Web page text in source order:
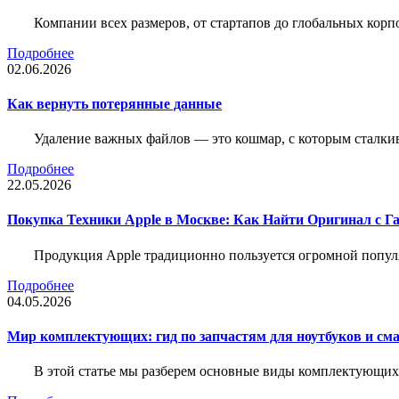
Компании всех размеров, от стартапов до глобальных
Подробнее
02.06.2026
Как вернуть потерянные данные
Удаление важных файлов — это кошмар, с которым
Подробнее
22.05.2026
Покупка Техники Apple в Москве: Как Найти Оригинал с
Продукция Apple традиционно пользуется огромной
Подробнее
04.05.2026
Мир комплектующих: гид по запчастям для ноутбуков и
В этой статье мы разберем основные виды комплектующих